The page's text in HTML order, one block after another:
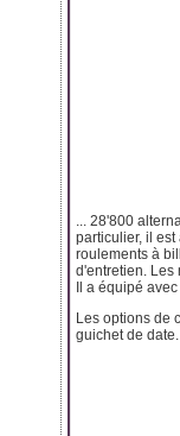
... 28'800
particulier, il
roulements à
d'entretien. Les
Il a équipé
Les options de
guichet de